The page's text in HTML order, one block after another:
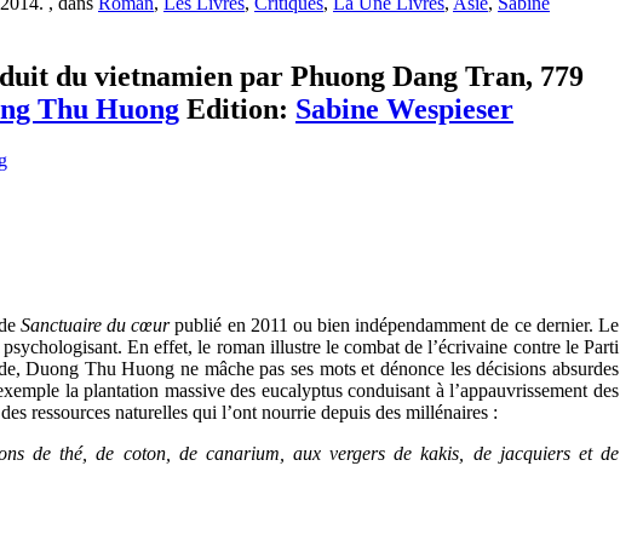
du vietnamien par Phuong Dang Tran, 779
Thu Huong Edition: Sabine Wespieser
Sanctuaire du cœurpublié en 2011 ou bien indépendamment de ce dernier. Le
En effet, le roman illustre le combat de l’écrivaine contre le Parti
Duong Thu Huong ne mâche pas ses mots et dénonce les décisions absurdes
la plantation massive des eucalyptus conduisant à l’appauvrissement des
ressources naturelles qui l’ont nourrie depuis des millénaires :
de thé, de coton, de canarium, aux vergers de kakis, de jacquiers et de